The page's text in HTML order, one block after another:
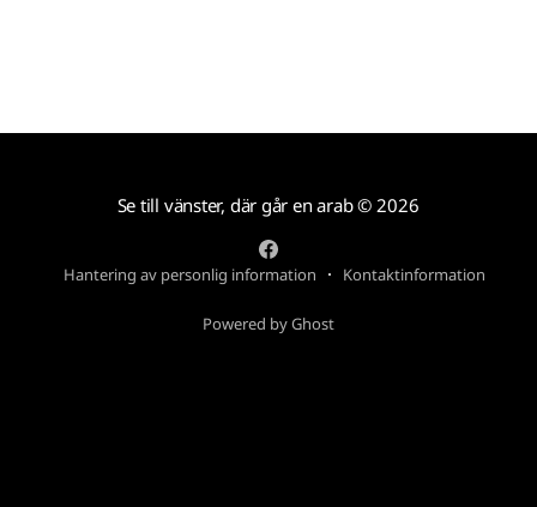
Se till vänster, där går en arab© 2026
Hantering av personlig information Kontaktinformation
Powered by Ghost